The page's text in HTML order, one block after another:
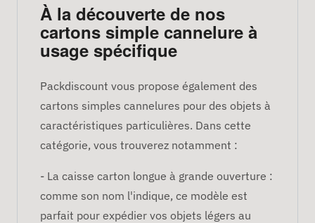
À la découverte de nos
cartons simple cannelure à
usage spécifique
Packdiscount vous propose également des
cartons simples cannelures pour des objets à
caractéristiques particulières. Dans cette
catégorie, vous trouverez notamment :
- La caisse carton longue à grande ouverture :
comme son nom l'indique, ce modèle est
parfait pour expédier vos objets légers au